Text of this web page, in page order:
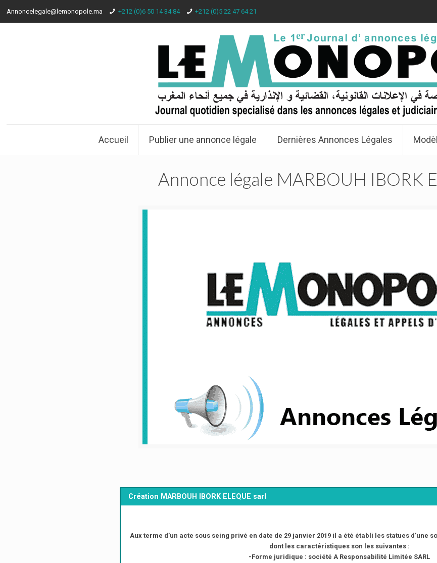
Annoncelegale@lemonopole.ma +212 (0)6 50 14 34 84 +212 (0)5 22 47 64 21
Accueil Publier une annonce légale Dernières Annonces Légales
Annonce légale MARBOUH IBORK
Création MARBOUH IBORK ELEQUE sarl
Aux terme d’un acte sous seing privé en date de 29 janvier 2019 il a été établi les statues d’une
dont les caractéristiques son les suivantes :
-Forme juridique : société A Responsabilité Limitée SARL